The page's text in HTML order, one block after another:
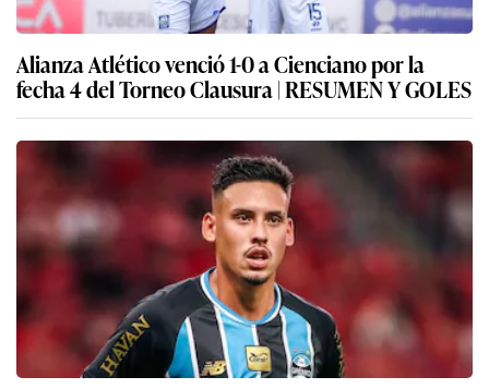
Alianza Atlético venció 1-0 a Cienciano por la
fecha 4 del Torneo Clausura | RESUMEN Y GOLES